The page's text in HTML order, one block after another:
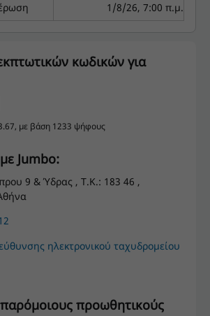
1/8/26, 7:00 π.μ.
κωδικών για
με βάση 1233 ψήφους
με Jumbo:
9 & Ύδρας , Τ.Κ.: 183 46 ,
ηλεκτρονικού ταχυδρομείου
παρόμοιους προωθητικούς